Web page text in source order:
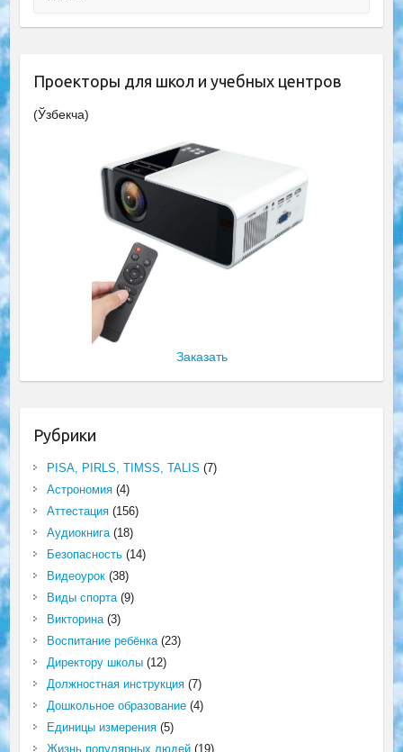
Проекторы для школ и учебных центров
(Ўзбекча)
Заказать
Рубрики
PISA, PIRLS, TIMSS, TALIS (7)
Астрономия(4)
Аттестация(156)
Аудиокнига(18)
Безопасность(14)
Видеоурок(38)
Виды спорта(9)
Викторина(3)
Воспитание ребёнка(23)
Директору школы(12)
Должностная инструкция(7)
Дошкольное образование(4)
Единицы измерения(5)
Жизнь популярных людей(19)